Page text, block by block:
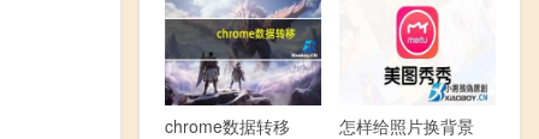
chrome数据转移 怎样给照片换背景